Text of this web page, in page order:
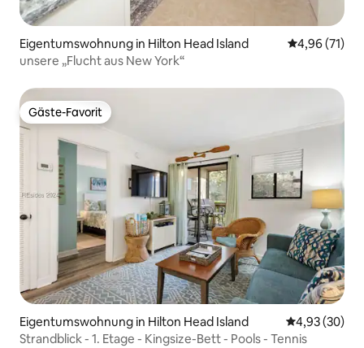
Eigentumswohnung in Hilton Head Island
4,96 (71)
unsere „Flucht aus New York“
Gäste-Favorit
Gäste-Favorit
Eigentumswohnung in Hilton Head Island
4,93 (30)
Strandblick - 1. Etage - Kingsize-Bett - Pools - Tennis